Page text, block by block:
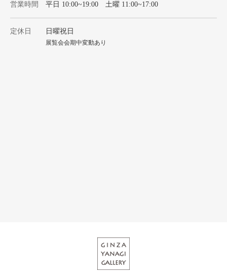
営業時間 平日 10:00~19:00 土曜 11:00~17:00
定休日 日曜祝日
展覧会会期中変動あり